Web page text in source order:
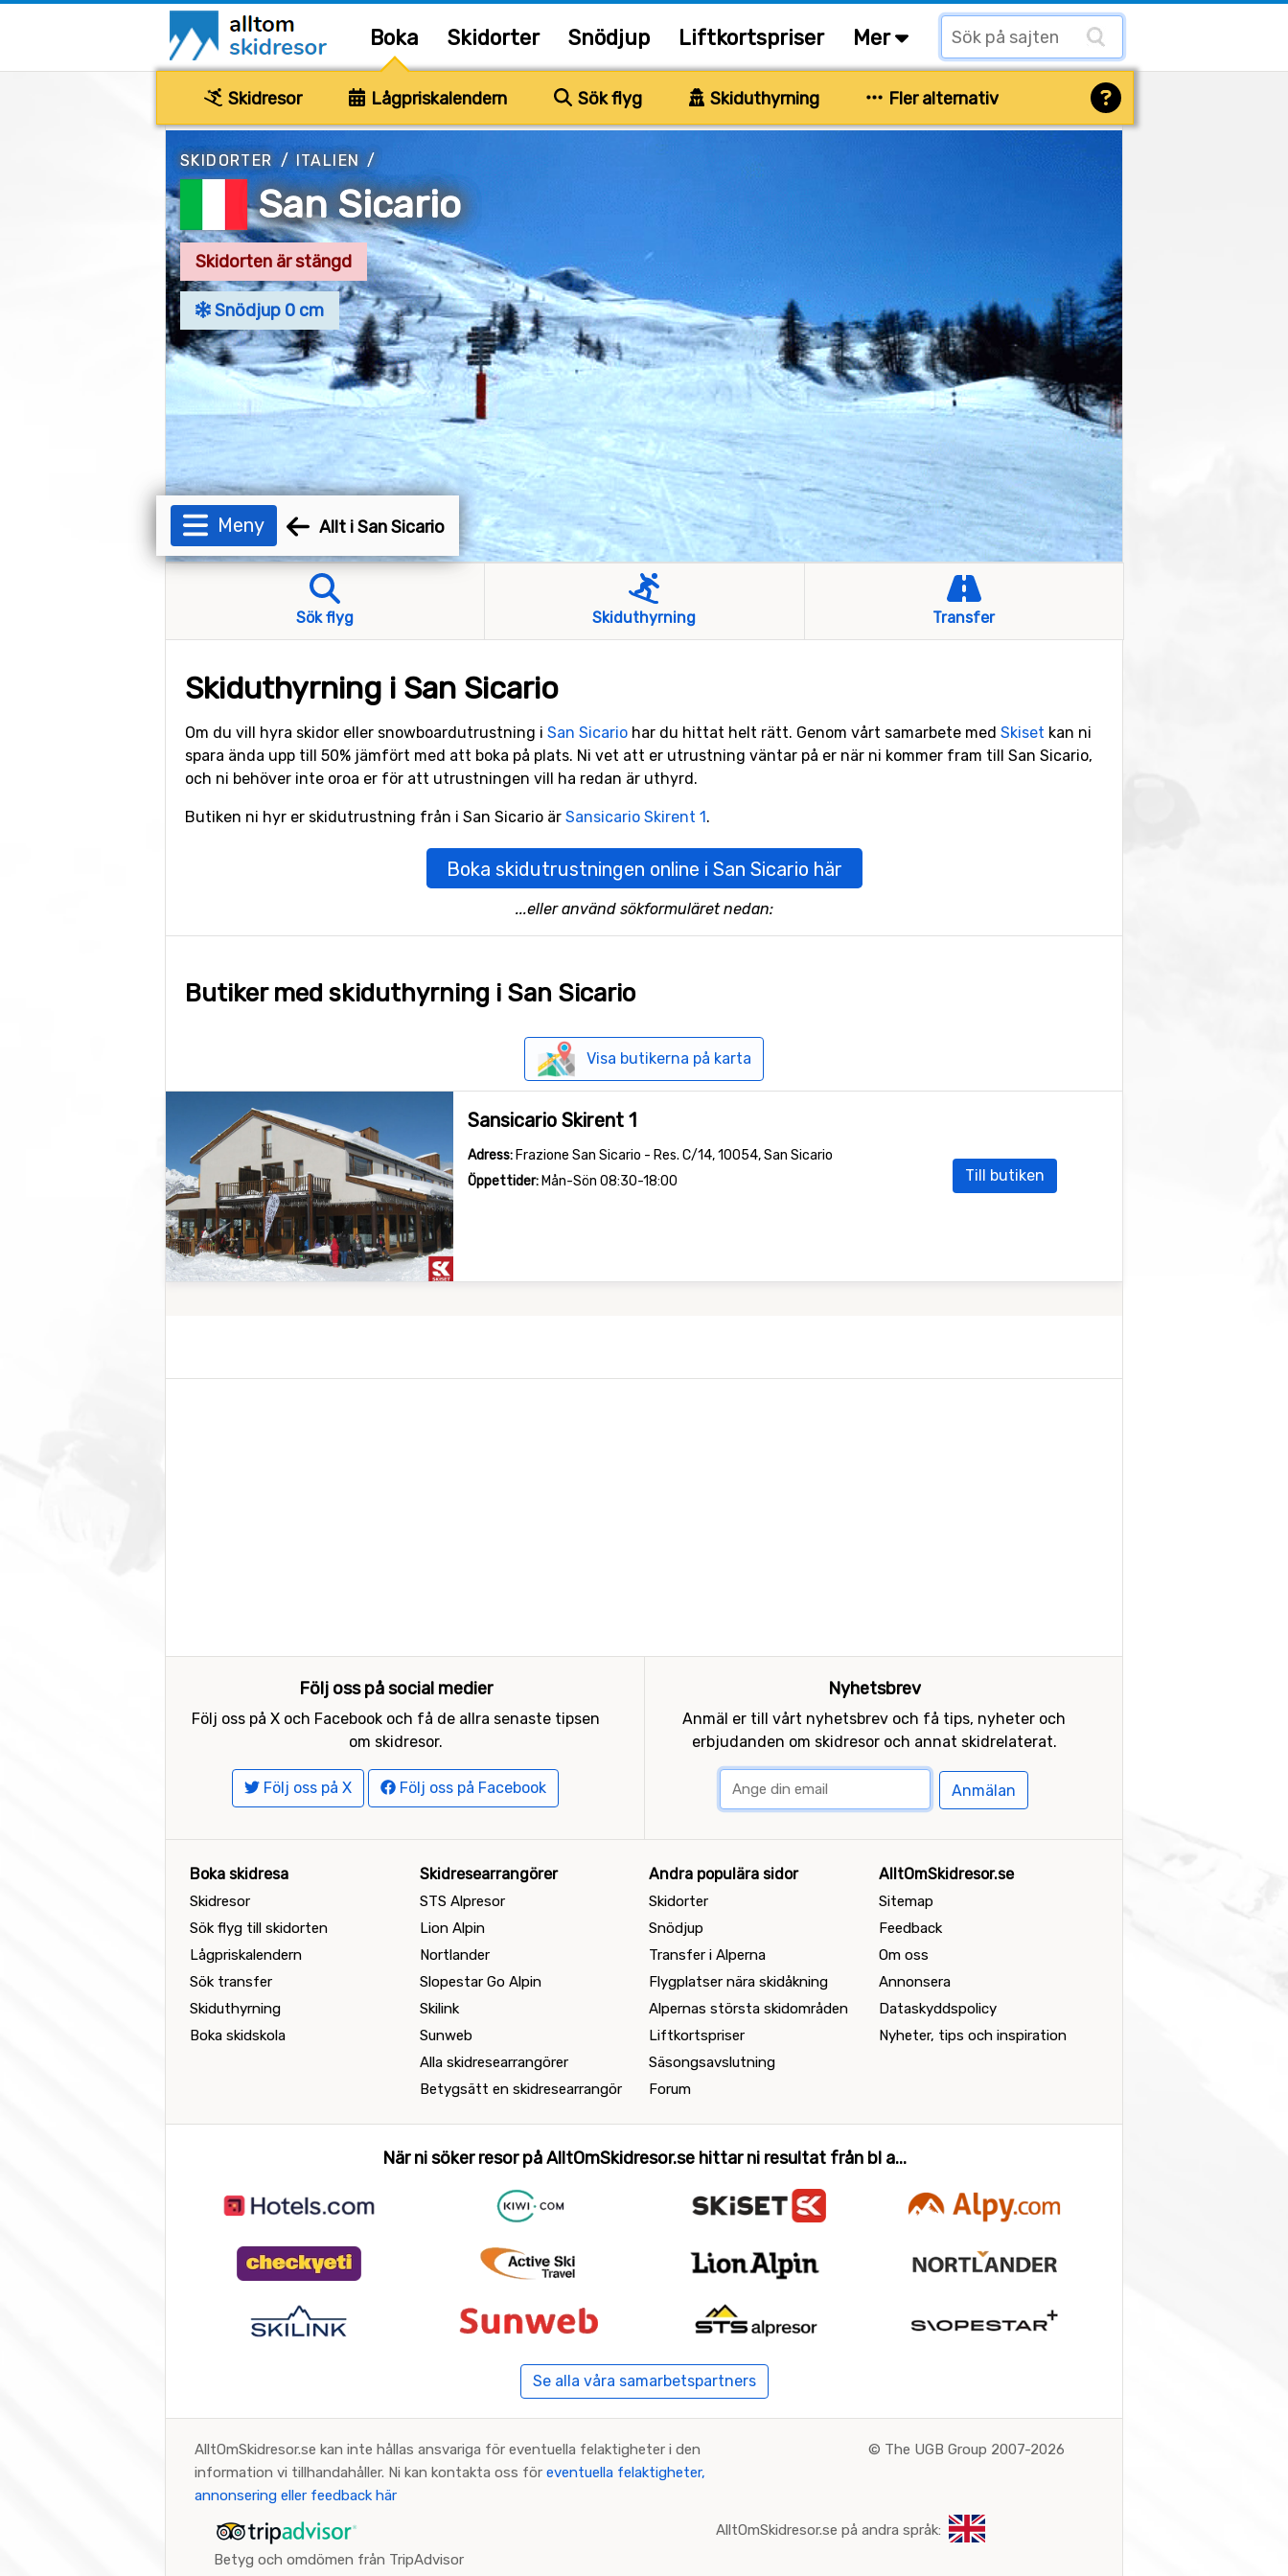
Boka Skidorter Snödjup Liftkortspriser Mer
Skidresor Lågpriskalendern Sök flyg Skiduthyrning Fler alternativ
SKIDORTER / ITALIEN/
San Sicario
Skidorten är stängd
Snödjup 0 cm
Meny Allt i San Sicario
Sök flyg Skiduthyrning Transfer
Skiduthyrning i San Sicario
Om du vill hyra skidor eller snowboardutrustning i San Sicario har du hittat helt rätt. Genom vårt samarbete med Skiset kan ni
spara ända upp till 50% jämfört med att boka på plats. Ni vet att er utrustning väntar på er när ni kommer fram till San Sicario,
och ni behöver inte oroa er för att utrustningen vill ha redan är uthyrd.
Butiken ni hyr er skidutrustning från i San Sicario är Sansicario Skirent 1.
Boka skidutrustningen online i San Sicario här
...eller använd sökformuläret nedan:
Butiker med skiduthyrning i San Sicario
Visa butikerna på karta
Sansicario Skirent 1
Adress: Frazione San Sicario - Res. C/14, 10054, San Sicario
Öppettider: Mån-Sön 08:30-18:00 Till butiken
Följ oss på social medier
Följ oss på X och Facebook och få de allra senaste tipsen
om skidresor.
Följ oss på X Följ oss på Facebook
Nyhetsbrev
Anmäl er till vårt nyhetsbrev och få tips, nyheter och
erbjudanden om skidresor och annat skidrelaterat.
Anmälan
Boka skidresa
Skidresor
Sök flyg till skidorten
Lågpriskalendern
Sök transfer
Skiduthyrning
Boka skidskola
Skidresearrangörer
STS Alpresor
Lion Alpin
Nortlander
Slopestar Go Alpin
Skilink
Sunweb
Alla skidresearrangörer
Betygsätt en skidresearrangör
Andra populära sidor
Skidorter
Snödjup
Transfer i Alperna
Flygplatser nära skidåkning
Alpernas största skidområden
Liftkortspriser
Säsongsavslutning
Forum
AlltOmSkidresor.se
Sitemap
Feedback
Om oss
Annonsera
Dataskyddspolicy
Nyheter, tips och inspiration
När ni söker resor på AlltOmSkidresor.se hittar ni resultat från bl a...
Se alla våra samarbetspartners
AlltOmSkidresor.se kan inte hållas ansvariga för eventuella felaktigheter i den
information vi tillhandahåller. Ni kan kontakta oss för eventuella felaktigheter,
annonsering eller feedback här
© The UGB Group 2007-2026
Betyg och omdömen från TripAdvisor
AlltOmSkidresor.se på andra språk: